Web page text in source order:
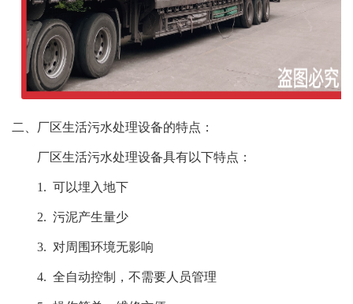
二、厂区生活污水处理设备的特点：
厂区生活污水处理设备具有以下特点：
1. 可以埋入地下
2. 污泥产生量少
3. 对周围环境无影响
4. 全自动控制，不需要人员管理